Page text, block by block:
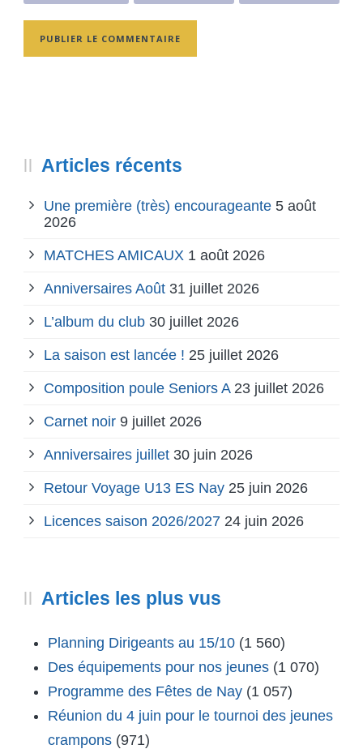
Articles récents
Une première (très) encourageante 5 août
2026
MATCHES AMICAUX 1 août 2026
Anniversaires Août 31 juillet 2026
L’album du club 30 juillet 2026
La saison est lancée ! 25 juillet 2026
Composition poule Seniors A 23 juillet 2026
Carnet noir 9 juillet 2026
Anniversaires juillet 30 juin 2026
Retour Voyage U13 ES Nay 25 juin 2026
Licences saison 2026/2027 24 juin 2026
Articles les plus vus
Planning Dirigeants au 15/10 (1 560)
Des équipements pour nos jeunes (1 070)
Programme des Fêtes de Nay (1 057)
Réunion du 4 juin pour le tournoi des jeunes
crampons (971)